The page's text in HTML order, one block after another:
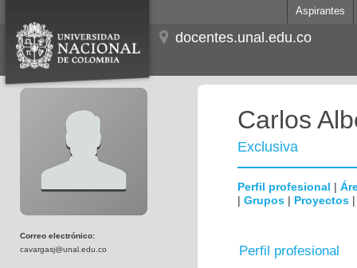
Aspirantes
docentes.unal.edu.co
Correo electrónico:
cavargasj@unal.edu.co
Carlos
Exclusiva
Perfil profesional |
| Grupos | Proyectos
Perfil profesional